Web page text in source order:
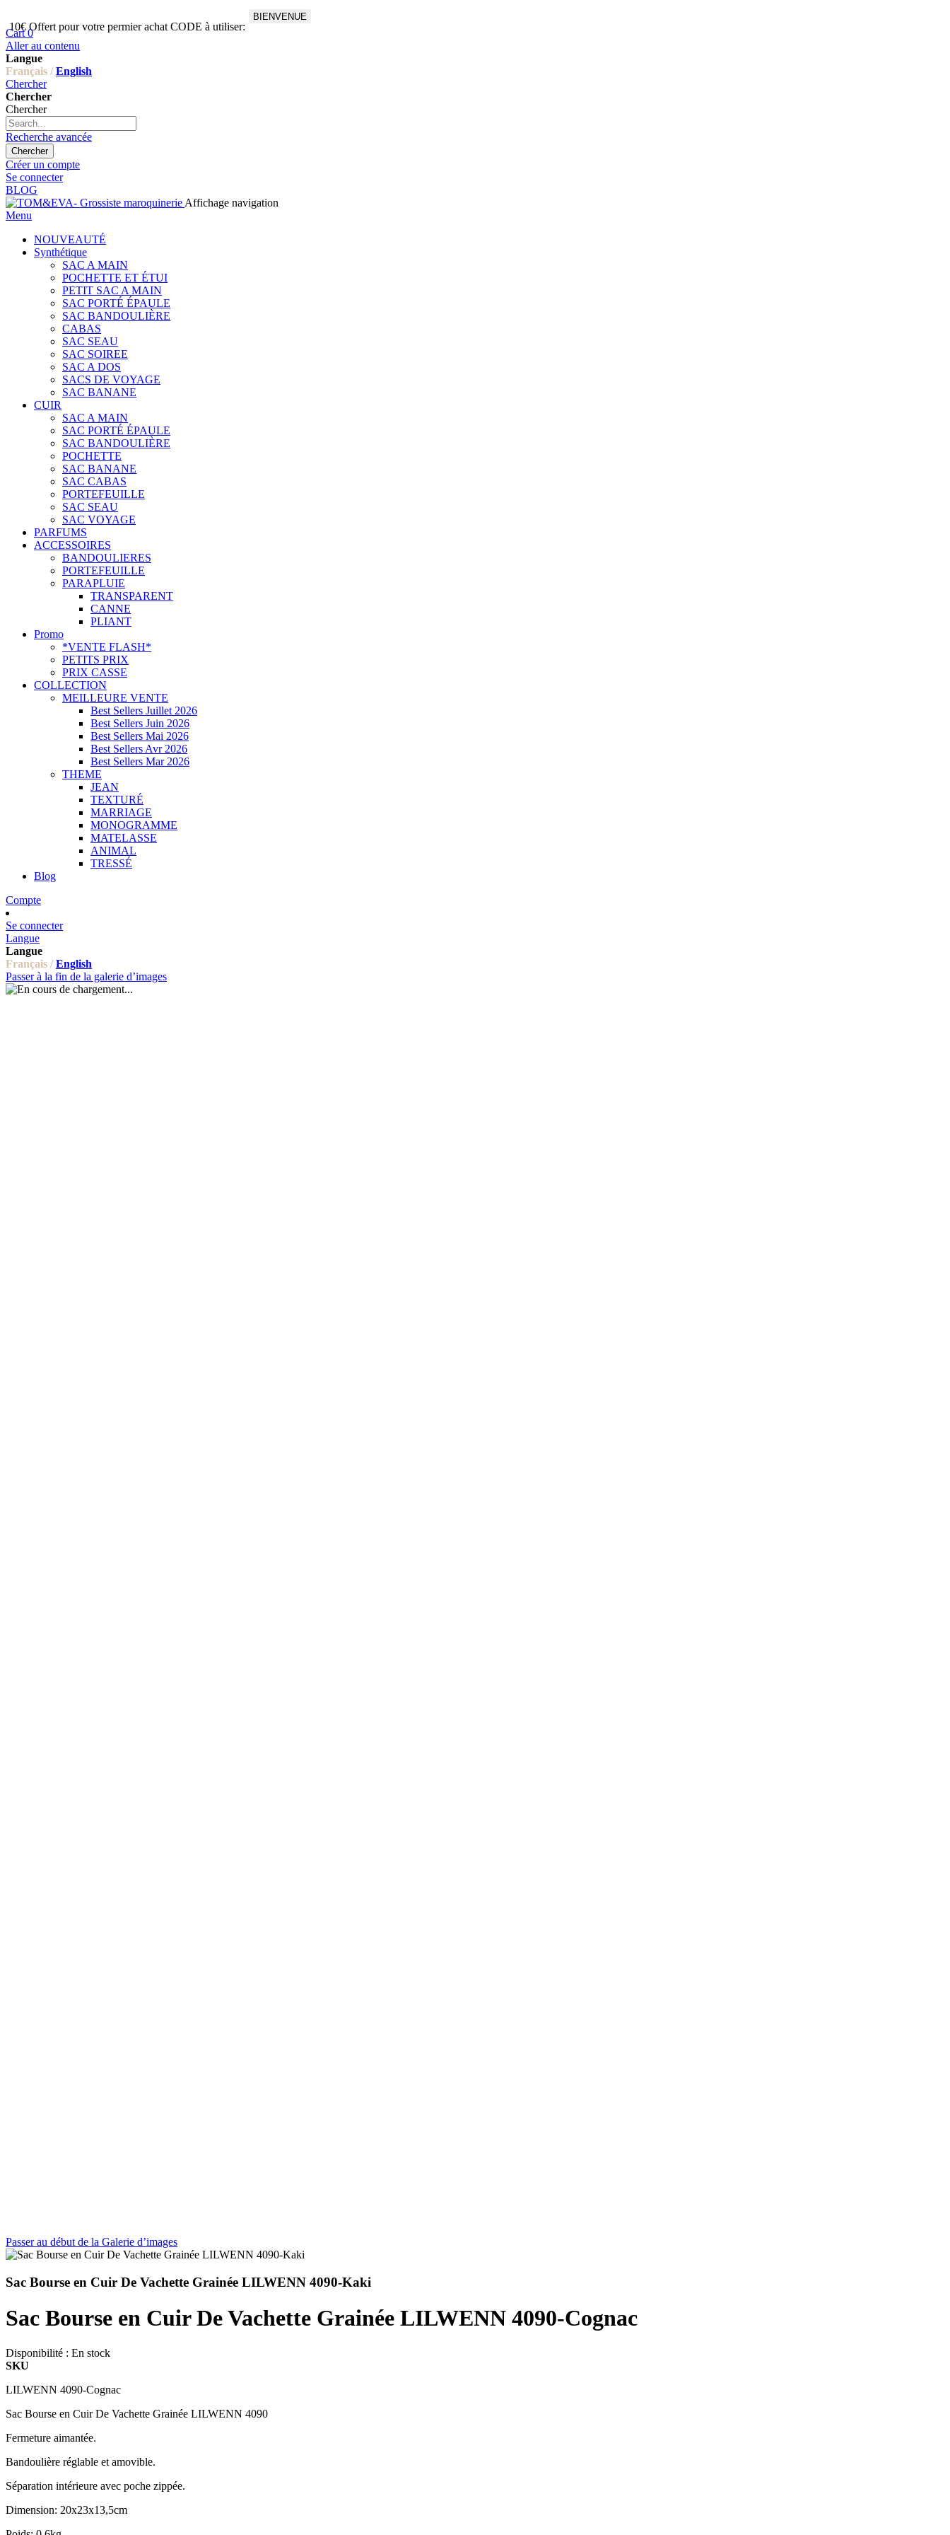
10€ Offert pour votre permier achat CODE à utiliser:
BIENVENUE
Cart 0
Aller au contenu
Langue
Français / English
Chercher
Chercher
Chercher
Recherche avancée
Chercher
Créer un compte
Se connecter
BLOG
Affichage navigation
Menu
NOUVEAUTÉ
Synthétique
SAC A MAIN
POCHETTE ET ÉTUI
PETIT SAC A MAIN
SAC PORTÉ ÉPAULE
SAC BANDOULIÈRE
CABAS
SAC SEAU
SAC SOIREE
SAC A DOS
SACS DE VOYAGE
SAC BANANE
CUIR
SAC A MAIN
SAC PORTÉ ÉPAULE
SAC BANDOULIÈRE
POCHETTE
SAC BANANE
SAC CABAS
PORTEFEUILLE
SAC SEAU
SAC VOYAGE
PARFUMS
ACCESSOIRES
BANDOULIERES
PORTEFEUILLE
PARAPLUIE
TRANSPARENT
CANNE
PLIANT
Promo
*VENTE FLASH*
PETITS PRIX
PRIX CASSE
COLLECTION
MEILLEURE VENTE
Best Sellers Juillet 2026
Best Sellers Juin 2026
Best Sellers Mai 2026
Best Sellers Avr 2026
Best Sellers Mar 2026
THEME
JEAN
TEXTURÉ
MARRIAGE
MONOGRAMME
MATELASSE
ANIMAL
TRESSÉ
Blog
Compte
Se connecter
Langue
Langue
Français / English
Passer à la fin de la galerie d’images
Passer au début de la Galerie d’images
Sac Bourse en Cuir De Vachette Grainée LILWENN 4090-Kaki
Sac Bourse en Cuir De Vachette Grainée LILWENN 4090-Cognac
Disponibilité : En stock
SKU
LILWENN 4090-Cognac
Sac Bourse en Cuir De Vachette Grainée LILWENN 4090
Fermeture aimantée.
Bandoulière réglable et amovible.
Séparation intérieure avec poche zippée.
Dimension: 20x23x13,5cm